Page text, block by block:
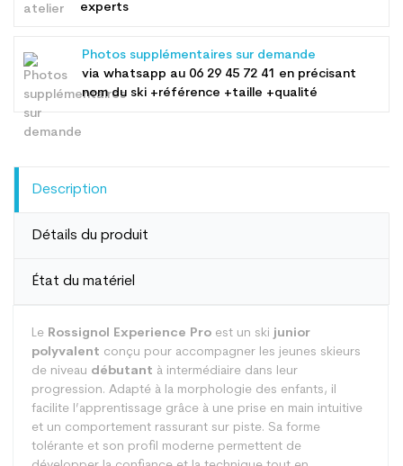
experts
Photos supplémentaires sur demande
via whatsapp au 06 29 45 72 41 en précisant
nom du ski +référence +taille +qualité
Description
Détails du produit
État du matériel
Le Rossignol Experience Pro est un ski junior
polyvalent conçu pour accompagner les jeunes skieurs
de niveau débutant à intermédiaire dans leur
progression. Adapté à la morphologie des enfants, il
facilite l’apprentissage grâce à une prise en main intuitive
et un comportement rassurant sur piste. Sa forme
tolérante et son profil moderne permettent de